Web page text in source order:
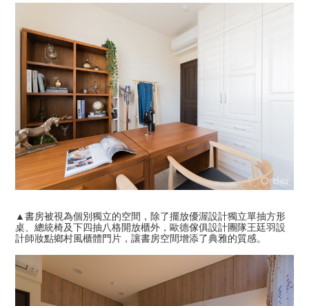
▲書房被視為個別獨立的空間，除了擺放優渥設計獨立單抽方形
桌、總統椅及下四抽八格開放櫃外，歐德傢俱設計團隊王廷羽設
計師妝點鄉村風櫃體門片，讓書房空間增添了典雅的質感。